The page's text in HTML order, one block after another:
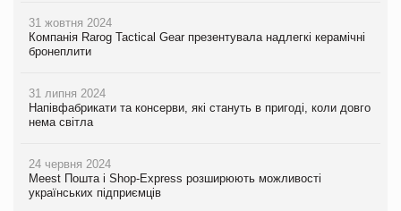
31 жовтня 2024
Компанія Rarog Tactical Gear презентувала надлегкі керамічні
бронеплити
31 липня 2024
Напівфабрикати та консерви, які стануть в пригоді, коли довго
нема світла
24 червня 2024
Meest Пошта і Shop-Express розширюють можливості
українських підприємців